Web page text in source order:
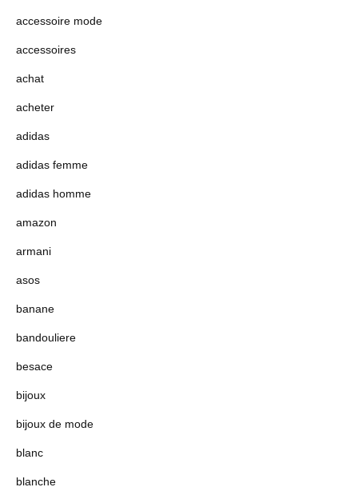
accessoire mode
accessoires
achat
acheter
adidas
adidas femme
adidas homme
amazon
armani
asos
banane
bandouliere
besace
bijoux
bijoux de mode
blanc
blanche